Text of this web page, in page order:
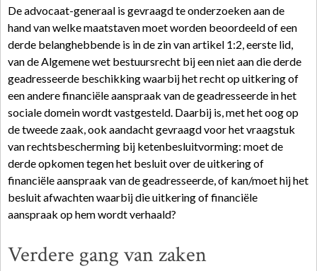
De advocaat-generaal is gevraagd te onderzoeken aan de
hand van welke maatstaven moet worden beoordeeld of een
derde belanghebbende is in de zin van artikel 1:2, eerste lid,
van de Algemene wet bestuursrecht bij een niet aan die derde
geadresseerde beschikking waarbij het recht op uitkering of
een andere financiële aanspraak van de geadresseerde in het
sociale domein wordt vastgesteld. Daarbij is, met het oog op
de tweede zaak, ook aandacht gevraagd voor het vraagstuk
van rechtsbescherming bij ketenbesluitvorming: moet de
derde opkomen tegen het besluit over de uitkering of
financiële aanspraak van de geadresseerde, of kan/moet hij het
besluit afwachten waarbij die uitkering of financiële
aanspraak op hem wordt verhaald?
Verdere gang van zaken